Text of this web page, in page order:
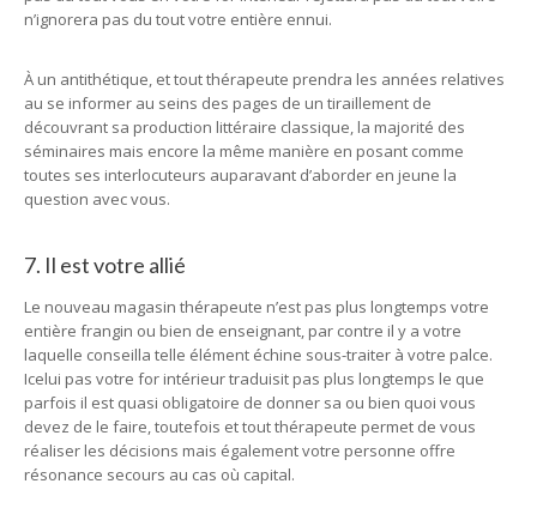
n’ignorera pas du tout votre entière ennui.
À un antithétique, et tout thérapeute prendra les années relatives
au se informer au seins des pages de un tiraillement de
découvrant sa production littéraire classique, la majorité des
séminaires mais encore la même manière en posant comme
toutes ses interlocuteurs auparavant d’aborder en jeune la
question avec vous.
7. Il est votre allié
Le nouveau magasin thérapeute n’est pas plus longtemps votre
entière frangin ou bien de enseignant, par contre il y a votre
laquelle conseilla telle élément échine sous-traiter à votre palce.
Icelui pas votre for intérieur traduisit pas plus longtemps le que
parfois il est quasi obligatoire de donner sa ou bien quoi vous
devez de le faire, toutefois et tout thérapeute permet de vous
réaliser les décisions mais également votre personne offre
résonance secours au cas où capital.